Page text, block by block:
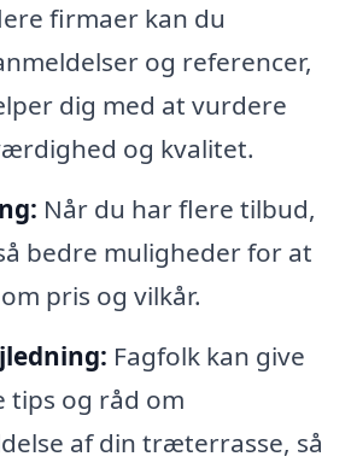
firmaer kan du
og referencer,
dig med at vurdere
og kvalitet.
Når du har flere tilbud,
bedre muligheder for at
pris og vilkår.
Fagfolk kan give
tips og råd om
af din træterrasse, så